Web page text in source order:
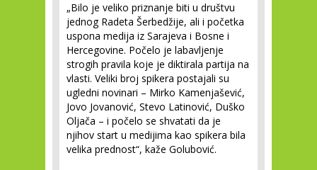
„Bilo je veliko priznanje biti u društvu
jednog Radeta Šerbedžije, ali i početka
uspona medija iz Sarajeva i Bosne i
Hercegovine. Počelo je labavljenje
strogih pravila koje je diktirala partija na
vlasti. Veliki broj spikera postajali su
ugledni novinari – Mirko Kamenjašević,
Jovo Jovanović, Stevo Latinović, Duško
Oljača – i počelo se shvatati da je
njihov start u medijima kao spikera bila
velika prednost“, kaže Golubović.